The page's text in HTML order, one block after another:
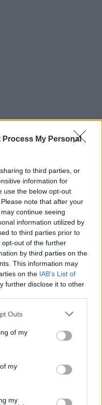
Process My Personal
to third parties, or
information for
use the below opt-out
note that after your
continue seeing
information utilized by
to third parties prior to
out of the further
by third parties on the
This information may
on the IAB’s List of
further disclose it to other
Outs
of my
my
my
una
de
no le dio